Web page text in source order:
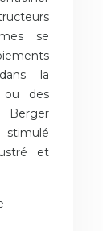
se
la
ou des
Berger
et